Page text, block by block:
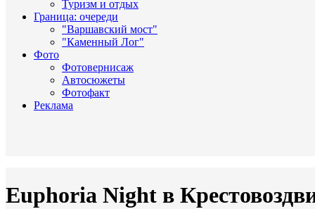
Туризм и отдых
Граница: очереди
"Варшавский мост"
"Каменный Лог"
Фото
Фотовернисаж
Автосюжеты
Фотофакт
Реклама
Euphoria Night в